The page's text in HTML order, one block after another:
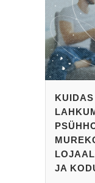
JA